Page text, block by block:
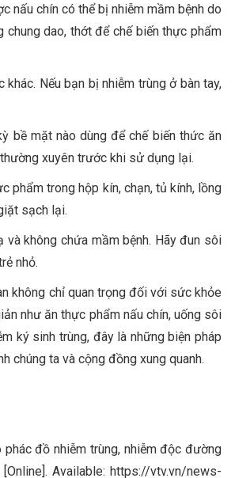
nấu chín có thể bị nhiễm mầm bệnh do
dao, thớt để chế biến thực phẩm
Nếu bạn bị nhiễm trùng ở bàn tay,
bề mặt nào dùng để chế biến thức ăn
xuyên trước khi sử dụng lại.
phẩm trong hộp kín, chạn, tủ kính, lồng
sạch lại.
không chứa mầm bệnh. Hãy đun sôi
nhỏ.
không chỉ quan trọng đối với sức khỏe
như ăn thực phẩm nấu chín, uống sôi
ký sinh trùng, đây là những biện pháp
chúng ta và cộng đồng xung quanh.
đồ nhiễm trùng, nhiễm độc đường
Available: https://vtv.vn/news-